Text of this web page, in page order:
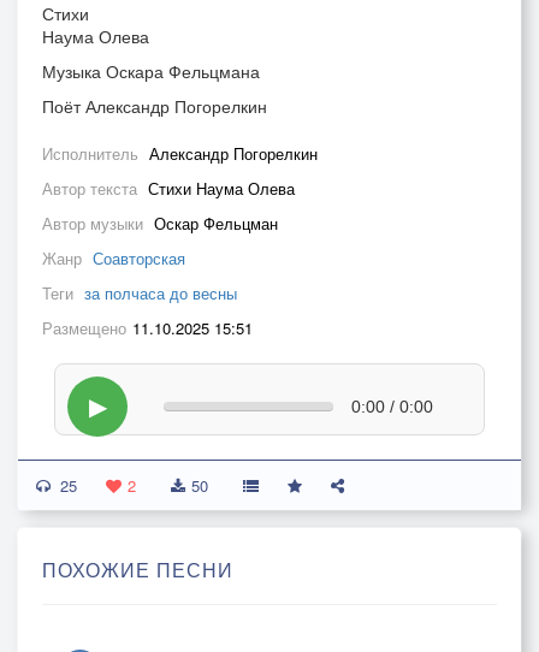
Стихи
Наума Олева
Музыка Оскара Фельцмана
Поёт Александр Погорелкин
Исполнитель Александр Погорелкин
Автор текста Стихи Наума Олева
Автор музыки Оскар Фельцман
Жанр Соавторская
Теги за полчаса до весны
Размещено 11.10.2025 15:51
▶ 0:00 / 0:00
25 2 50
ПОХОЖИЕ ПЕСНИ